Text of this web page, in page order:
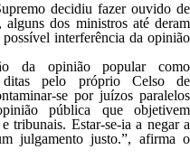
decidiu fazer ouvido de
dos ministros até deram
interferência da opinião
da opinião popular como
ditas pelo próprio Celso de
se por juízos paralelos
pública que objetivem
tribunais. Estar-se-ia a negar a
julgamento justo.”, afirma o